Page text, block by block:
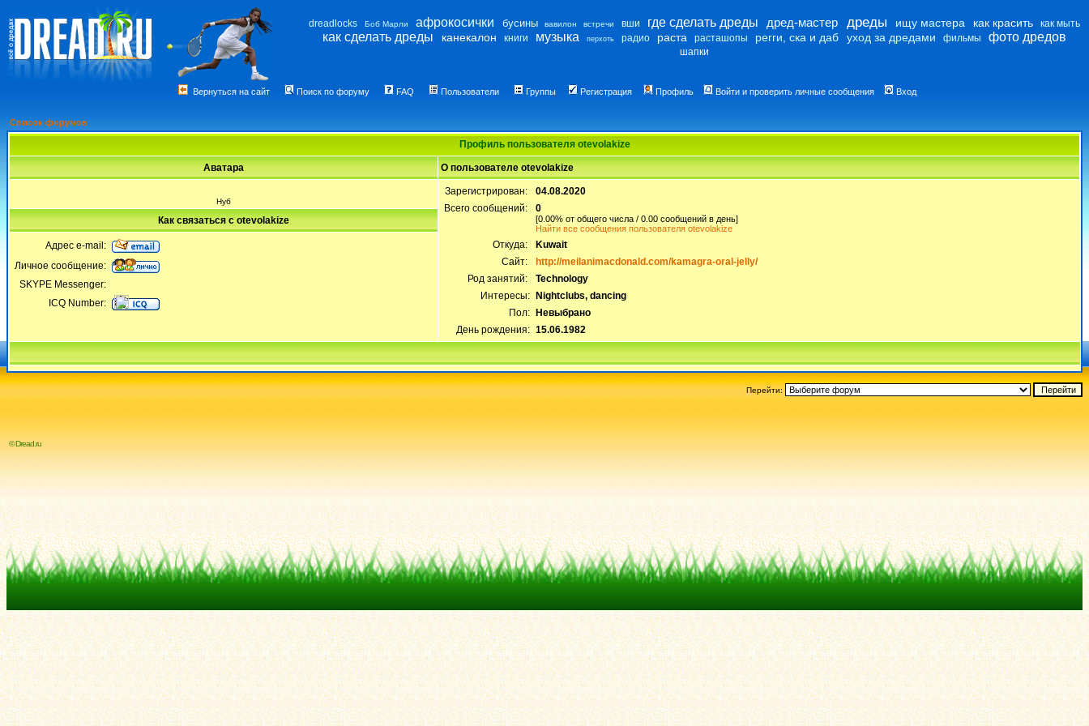
dreadlocks Боб Марли афрокосички бусины вавилон встречи вши где сделать дреды дред-мастер дреды ищу мастера как красить как мыть
как сделать дреды канекалон книги музыка перхоть радио раста расташопы регги, ска и даб уход за дредами фильмы фото дредов
шапки
Вернуться на сайт Поиск по форуму FAQ Пользователи Группы Регистрация Профиль Войти и проверить личные сообщения Вход
Список форумов
Профиль пользователя otevolakize
Аватара О пользователе otevolakize
Нуб
Зарегистрирован:
04.08.2020
Всего сообщений:
0
[0.00% от общего числа / 0.00 сообщений в день]
Найти все сообщения пользователя otevolakize
Откуда:
Kuwait
Сайт:
http://meilanimacdonald.com/kamagra-oral-jelly/
Род занятий:
Technology
Интересы:
Nightclubs, dancing
Пол:
Невыбрано
День рождения: 15.06.1982
Как связаться с otevolakize
Адрес e-mail:
Личное сообщение:
SKYPE Messenger:
ICQ Number:
Перейти:
© Dread.ru